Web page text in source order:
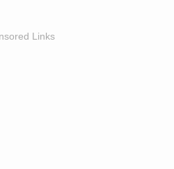
Links